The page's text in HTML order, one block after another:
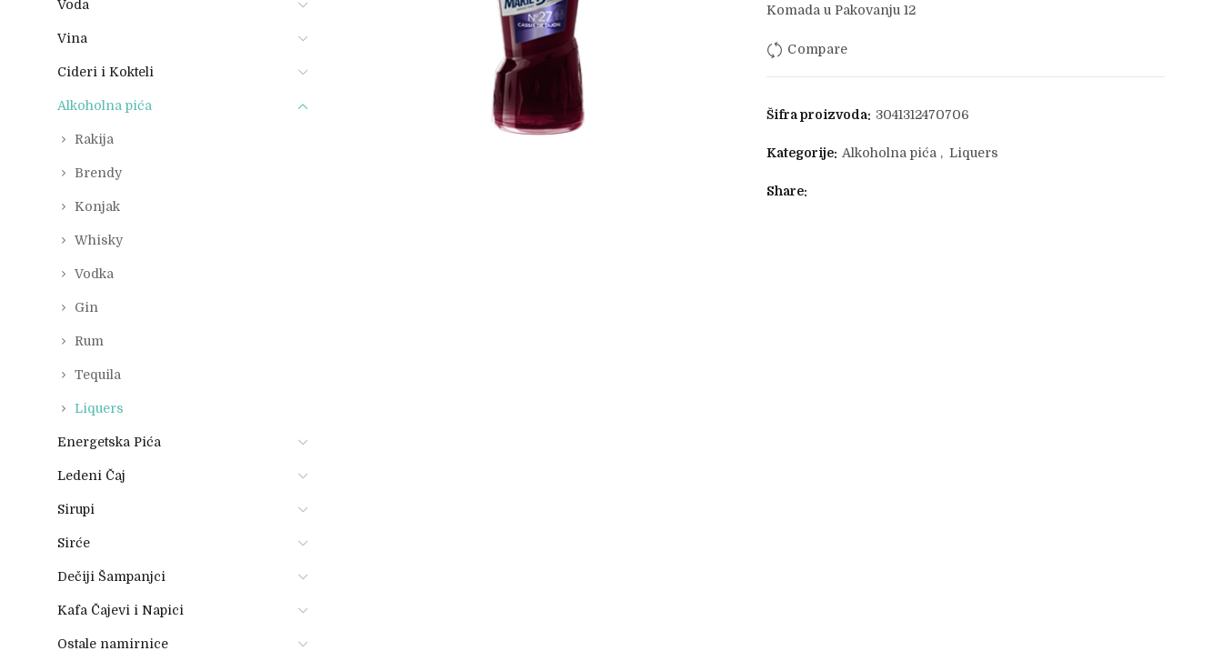
Komada u Pakovanju 12
Compare
Šifra proizvoda: 3041312470706
Kategorije: Alkoholna pića , Liquers
Share
Voda
Vina
Cideri i Kokteli
Alkoholna pića
Rakija
Brendy
Konjak
Whisky
Vodka
Gin
Rum
Tequila
Liquers
Energetska Pića
Ledeni Čaj
Sirupi
Sirće
Dečiji Šampanjci
Kafa Čajevi i Napici
Ostale namirnice